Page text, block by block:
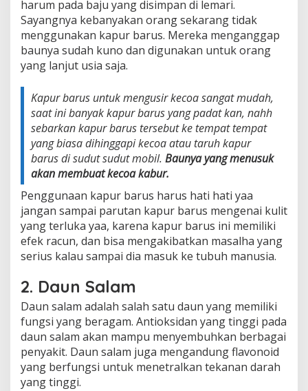
harum pada baju yang disimpan di lemari.
Sayangnya kebanyakan orang sekarang tidak
menggunakan kapur barus. Mereka menganggap
baunya sudah kuno dan digunakan untuk orang
yang lanjut usia saja.
Kapur barus untuk mengusir kecoa sangat mudah,
saat ini banyak kapur barus yang padat kan, nahh
sebarkan kapur barus tersebut ke tempat tempat
yang biasa dihinggapi kecoa atau taruh kapur
barus di sudut sudut mobil. Baunya yang menusuk
akan membuat kecoa kabur.
Penggunaan kapur barus harus hati hati yaa
jangan sampai parutan kapur barus mengenai kulit
yang terluka yaa, karena kapur barus ini memiliki
efek racun, dan bisa mengakibatkan masalha yang
serius kalau sampai dia masuk ke tubuh manusia.
2. Daun Salam
Daun salam adalah salah satu daun yang memiliki
fungsi yang beragam. Antioksidan yang tinggi pada
daun salam akan mampu menyembuhkan berbagai
penyakit. Daun salam juga mengandung flavonoid
yang berfungsi untuk menetralkan tekanan darah
yang tinggi.